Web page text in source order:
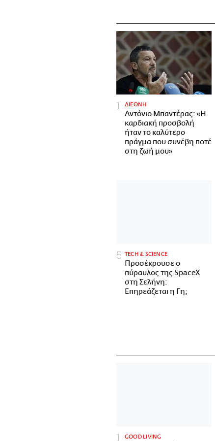
ΔΙΕΘΝΗ
Αντόνιο Μπαντέρας: «Η
καρδιακή προσβολή
ήταν το καλύτερο
πράγμα που συνέβη ποτέ
στη ζωή μου»
ΤECH & SCIENCE
Προσέκρουσε ο
πύραυλος της SpaceX
στη Σελήνη:
Επηρεάζεται η Γη;
GOOD LIVING